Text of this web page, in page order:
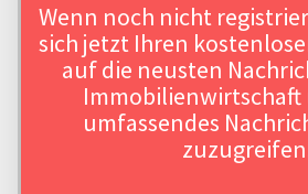
Wenn noch nicht
sich jetzt Ihren
auf die neusten
Immobilienwirtschaft
umfassendes